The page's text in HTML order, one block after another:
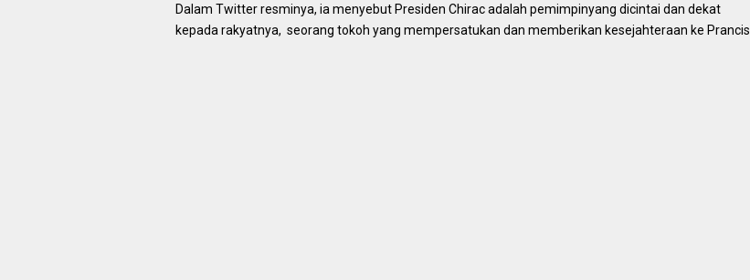
Dalam Twitter resminya, ia menyebut Presiden Chirac adalah pemimpinyang dicintai dan dekat
kepada rakyatnya, seorang tokoh yang mempersatukan dan memberikan kesejahteraan ke Prancis.